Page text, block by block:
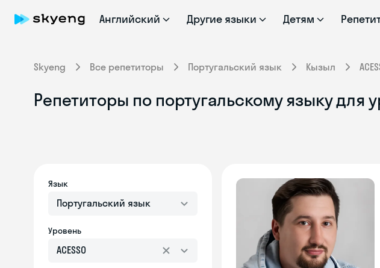
Английский Другие языки Детям
Skyeng Все репетиторы Португальский язык Кызыл
Репетиторы по португальскому языку для
Язык
Португальский язык
Уровень
ACESSO